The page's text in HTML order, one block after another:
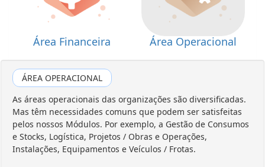
Área Financeira Área Operacional
ÁREA OPERACIONAL
As áreas operacionais das organizações são diversificadas.
Mas têm necessidades comuns que podem ser satisfeitas
pelos nossos Módulos. Por exemplo, a Gestão de Consumos
e Stocks, Logística, Projetos / Obras e Operações,
Instalações, Equipamentos e Veículos / Frotas.